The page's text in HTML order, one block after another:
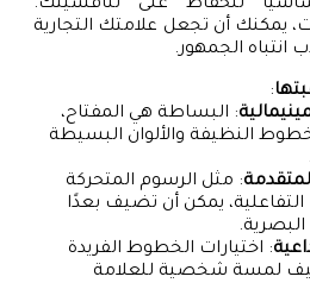
للحفاظ على تنافسيتك.
يمكنك أن تجعل علامتك التجارية
انتباه الجمهور.
:
: البساطة هي المفتاح،
النظيفة والألوان البسيطة
: مثل الرسوم المتحركة
التفاعلية، يمكن أن تضيف بعدًا
البصرية.
: اختيارات الخطوط الفريدة
لمسة شخصية للعلامة